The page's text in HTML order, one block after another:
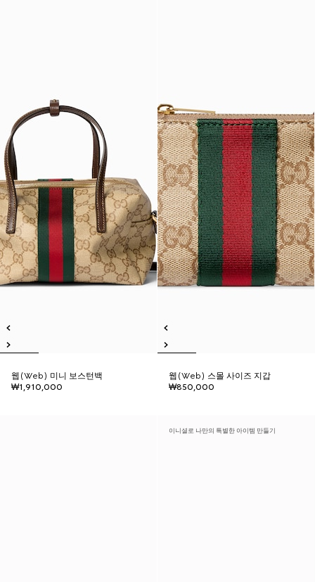
웹(Web) 미니 보스턴백
₩1,910,000
웹(Web) 스몰 사이즈 지갑
₩850,000
이니셜로 나만의 특별한 아이템 만들기